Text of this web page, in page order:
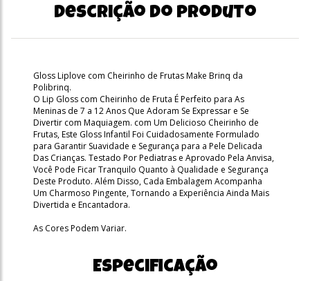
Descrição do produto
Gloss Liplove com Cheirinho de Frutas Make Brinq da
Polibrinq.
O Lip Gloss com Cheirinho de Fruta É Perfeito para As
Meninas de 7 a 12 Anos Que Adoram Se Expressar e Se
Divertir com Maquiagem. com Um Delicioso Cheirinho de
Frutas, Este Gloss Infantil Foi Cuidadosamente Formulado
para Garantir Suavidade e Segurança para a Pele Delicada
Das Crianças. Testado Por Pediatras e Aprovado Pela Anvisa,
Você Pode Ficar Tranquilo Quanto à Qualidade e Segurança
Deste Produto. Além Disso, Cada Embalagem Acompanha
Um Charmoso Pingente, Tornando a Experiência Ainda Mais
Divertida e Encantadora.
As Cores Podem Variar.
Especificação